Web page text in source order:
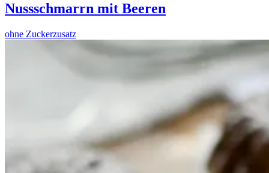
Nussschmarrn mit Beeren
ohne Zuckerzusatz